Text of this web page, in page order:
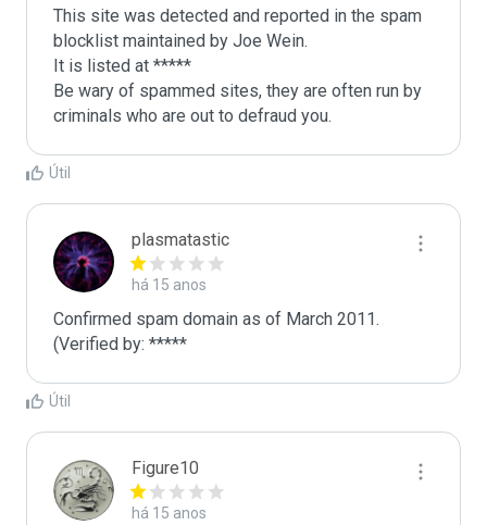
This site was detected and reported in the spam
blocklist maintained by Joe Wein.
It is listed at *****
Be wary of spammed sites, they are often run by
criminals who are out to defraud you.
Útil
plasmatastic
há 15 anos
Confirmed spam domain as of March 2011.
(Verified by: *****
Útil
Figure10
há 15 anos